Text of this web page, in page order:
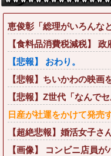
ｗｗｗｗ
恵俊彰「総理がいろんな
【食料品消費税減税】
【悲報】 おわり。
【悲報】ちいかわの映画
【悲報】Z世代「なんで
日産が社運をかけて発売
【超絶悲報】婚活女子
【画像】 コンビニ店員